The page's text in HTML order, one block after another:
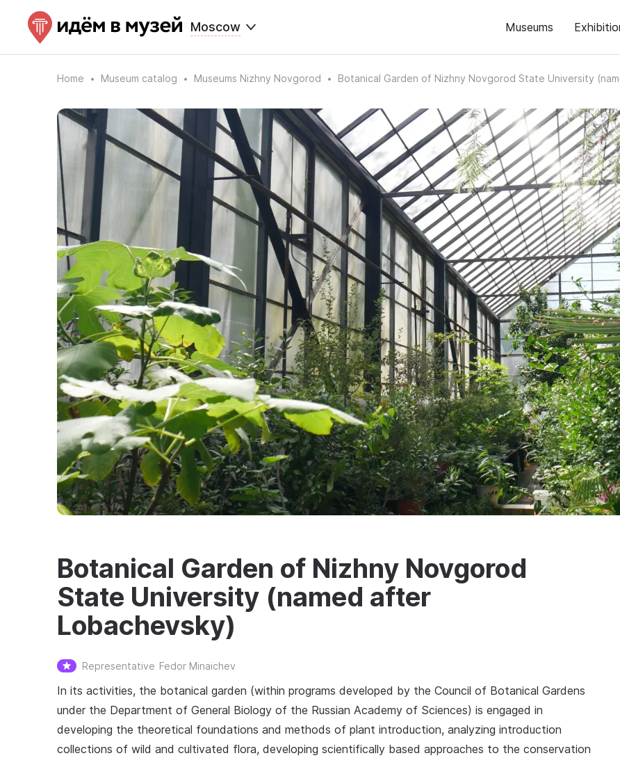
Moscow Museums
Home Museum catalog Museums Nizhny Novgorod Botanical Garden of Nizhny Novgorod State University
Botanical Garden of Nizhny Novgorod
State University (named after
Lobachevsky)
Representative Fedor Minaichev
In its activities, the botanical garden (within programs developed by the Council of Botanical Gardens
under the Department of General Biology of the Russian Academy of Sciences) is engaged in
developing the theoretical foundations and methods of plant introduction, analyzing introduction
collections of wild and cultivated flora, developing scientifically based approaches to the conservation